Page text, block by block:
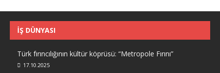
İŞ DÜNYASI
Türk fırıncılığının kültür köprüsü: “Metropole Fırını”
17.10.2025